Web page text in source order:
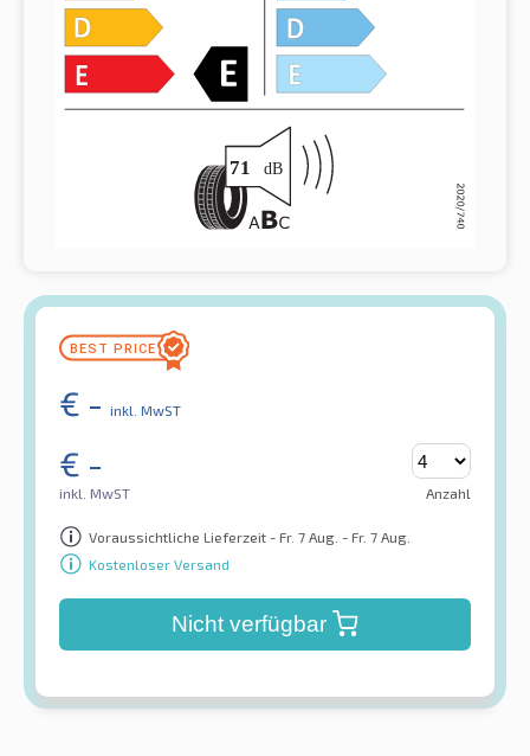
€ - inkl. MwST
€ -
inkl. MwST Anzahl
Voraussichtliche Lieferzeit - Fr. 7 Aug. - Fr. 7 Aug.
Kostenloser Versand
Nicht verfügbar